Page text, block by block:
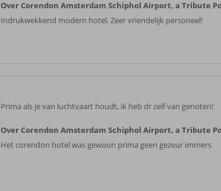
Over Corendon Amsterdam Schiphol Airport, a Tribute
Indrukwekkend modern hotel. Zeer vriendelijk personeel!
Prima als je van luchtvaart houdt, ik heb dr zelf van genoten!
Over Corendon Amsterdam Schiphol Airport, a Tribute
Het corendon hotel was gewoon prima geen gezeur immers